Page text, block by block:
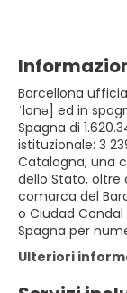
Barcellona
ˈlonə] ed in
Spagna di
istituzionale: 3
Catalogna, una
dello Stato, oltre
comarca del
o Ciudad
Spagna per
Ulteriori